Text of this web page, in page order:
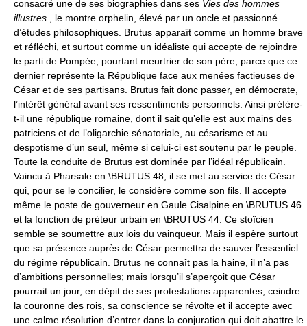
consacré une de ses biographies dans ses Vies des hommes
illustres , le montre orphelin, élevé par un oncle et passionné
d’études philosophiques. Brutus apparaît comme un homme brave
et réfléchi, et surtout comme un idéaliste qui accepte de rejoindre
le parti de Pompée, pourtant meurtrier de son père, parce que ce
dernier représente la République face aux menées factieuses de
César et de ses partisans. Brutus fait donc passer, en démocrate,
l’intérêt général avant ses ressentiments personnels. Ainsi préfère-
t-il une république romaine, dont il sait qu’elle est aux mains des
patriciens et de l’oligarchie sénatoriale, au césarisme et au
despotisme d’un seul, même si celui-ci est soutenu par le peuple.
Toute la conduite de Brutus est dominée par l’idéal républicain.
Vaincu à Pharsale en \BRUTUS 48, il se met au service de César
qui, pour se le concilier, le considère comme son fils. Il accepte
même le poste de gouverneur en Gaule Cisalpine en \BRUTUS 46
et la fonction de préteur urbain en \BRUTUS 44. Ce stoïcien
semble se soumettre aux lois du vainqueur. Mais il espère surtout
que sa présence auprès de César permettra de sauver l’essentiel
du régime républicain. Brutus ne connaît pas la haine, il n’a pas
d’ambitions personnelles; mais lorsqu’il s’aperçoit que César
pourrait un jour, en dépit de ses protestations apparentes, ceindre
la couronne des rois, sa conscience se révolte et il accepte avec
une calme résolution d’entrer dans la conjuration qui doit abattre le